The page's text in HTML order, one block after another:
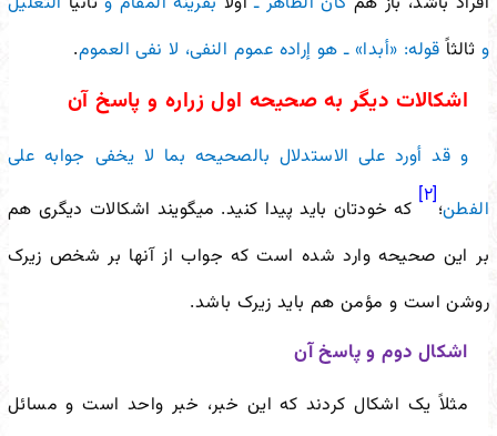
و ثالثاً قوله: «أبدا» ـ هو إراده عموم النفی، لا نفی العموم.
اشکالات دیگر به صحیحه اول زراره و پاسخ آن
و قد أورد على الاستدلال بالصحیحه بما لا یخفى جوابه على
الفطن؛
[۲]
که خودتان باید پیدا کنید. میگویند اشکالات دیگری هم
بر این صحیحه وارد شده است که جواب از آنها بر شخص زیرک
روشن است و مؤمن هم باید زیرک باشد.
اشکال دوم و پاسخ آن
مثلاً یک اشکال کردند که این خبر، خبر واحد است و مسائل